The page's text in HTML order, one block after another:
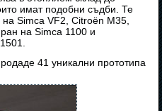
имат подобни съдби. Те
на Simca VF2, Citroën M35,
на Simca 1100 и
41 уникални прототипа